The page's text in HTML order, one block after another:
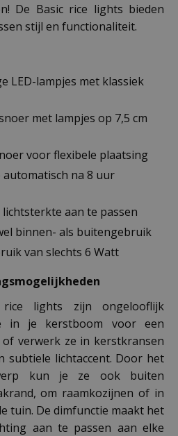
De Basic rice lights bieden
stijl en functionaliteit.
LED-lampjes met klassiek
met lampjes op 7,5 cm
voor flexibele plaatsing
na 8 uur
aan te passen
binnen- als buitengebruik
van slechts 6 Watt
lights zijn ongelooflijk
in je kerstboom voor een
verwerk ze in kerstkransen
subtiele lichtaccent. Door het
kun je ze ook buiten
om raamkozijnen of in
tuin. De dimfunctie maakt het
aan te passen aan elke